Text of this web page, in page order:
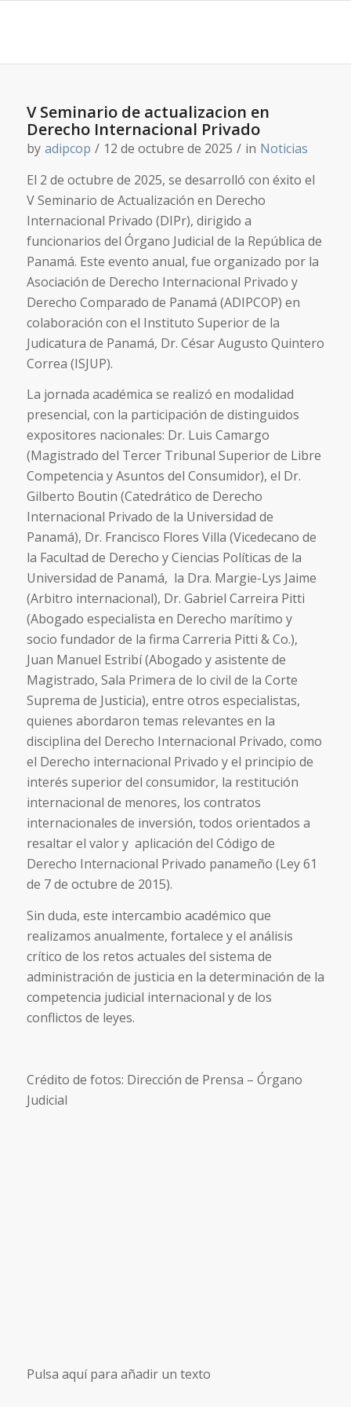
V Seminario de actualizacion en
Derecho Internacional Privado
by adipcop / 12 de octubre de 2025 / in Noticias
El 2 de octubre de 2025, se desarrolló con éxito el
V Seminario de Actualización en Derecho
Internacional Privado (DIPr), dirigido a
funcionarios del Órgano Judicial de la República de
Panamá. Este evento anual, fue organizado por la
Asociación de Derecho Internacional Privado y
Derecho Comparado de Panamá (ADIPCOP) en
colaboración con el Instituto Superior de la
Judicatura de Panamá, Dr. César Augusto Quintero
Correa (ISJUP).
La jornada académica se realizó en modalidad
presencial, con la participación de distinguidos
expositores nacionales: Dr. Luis Camargo
(Magistrado del Tercer Tribunal Superior de Libre
Competencia y Asuntos del Consumidor), el Dr.
Gilberto Boutin (Catedrático de Derecho
Internacional Privado de la Universidad de
Panamá), Dr. Francisco Flores Villa (Vicedecano de
la Facultad de Derecho y Ciencias Políticas de la
Universidad de Panamá, la Dra. Margie-Lys Jaime
(Arbitro internacional), Dr. Gabriel Carreira Pitti
(Abogado especialista en Derecho marítimo y
socio fundador de la firma Carreria Pitti & Co.),
Juan Manuel Estribí (Abogado y asistente de
Magistrado, Sala Primera de lo civil de la Corte
Suprema de Justicia), entre otros especialistas,
quienes abordaron temas relevantes en la
disciplina del Derecho Internacional Privado, como
el Derecho internacional Privado y el principio de
interés superior del consumidor, la restitución
internacional de menores, los contratos
internacionales de inversión, todos orientados a
resaltar el valor y aplicación del Código de
Derecho Internacional Privado panameño (Ley 61
de 7 de octubre de 2015).
Sin duda, este intercambio académico que
realizamos anualmente, fortalece y el análisis
crítico de los retos actuales del sistema de
administración de justicia en la determinación de la
competencia judicial internacional y de los
conflictos de leyes.
Crédito de fotos: Dirección de Prensa – Órgano
Judicial
Pulsa aquí para añadir un texto